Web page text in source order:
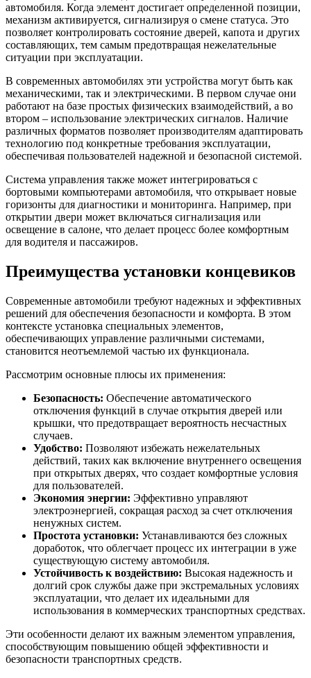
автомобиля. Когда элемент достигает определенной позиции,
механизм активируется, сигнализируя о смене статуса. Это
позволяет контролировать состояние дверей, капота и других
составляющих, тем самым предотвращая нежелательные
ситуации при эксплуатации.
В современных автомобилях эти устройства могут быть как
механическими, так и электрическими. В первом случае они
работают на базе простых физических взаимодействий, а во
втором – использование электрических сигналов. Наличие
различных форматов позволяет производителям адаптировать
технологию под конкретные требования эксплуатации,
обеспечивая пользователей надежной и безопасной системой.
Система управления также может интегрироваться с
бортовыми компьютерами автомобиля, что открывает новые
горизонты для диагностики и мониторинга. Например, при
открытии двери может включаться сигнализация или
освещение в салоне, что делает процесс более комфортным
для водителя и пассажиров.
Преимущества установки концевиков
Современные автомобили требуют надежных и эффективных
решений для обеспечения безопасности и комфорта. В этом
контексте установка специальных элементов,
обеспечивающих управление различными системами,
становится неотъемлемой частью их функционала.
Рассмотрим основные плюсы их применения:
Безопасность: Обеспечение автоматического
отключения функций в случае открытия дверей или
крышки, что предотвращает вероятность несчастных
случаев.
Удобство: Позволяют избежать нежелательных
действий, таких как включение внутреннего освещения
при открытых дверях, что создает комфортные условия
для пользователей.
Экономия энергии: Эффективно управляют
электроэнергией, сокращая расход за счет отключения
ненужных систем.
Простота установки: Устанавливаются без сложных
доработок, что облегчает процесс их интеграции в уже
существующую систему автомобиля.
Устойчивость к воздействию: Высокая надежность и
долгий срок службы даже при экстремальных условиях
эксплуатации, что делает их идеальными для
использования в коммерческих транспортных средствах.
Эти особенности делают их важным элементом управления,
способствующим повышению общей эффективности и
безопасности транспортных средств.